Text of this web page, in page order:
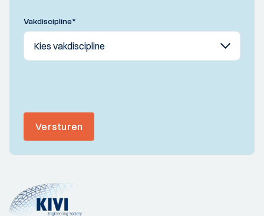
Vakdiscipline*
Versturen